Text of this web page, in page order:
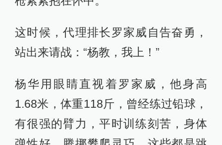
这时候，代理排长罗家威自告奋勇，
站出来请战：“杨教，我上！”
杨华用眼睛直视着罗家威，他身高
1.68米，体重118斤，曾经练过铅球，
有很强的臂力，平时训练刻苦，身体